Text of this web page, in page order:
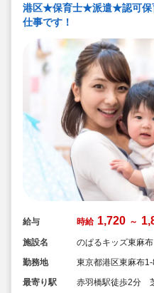
港区★保育士★派遣★認可保
仕事です！
給与 時給 1,720 ～
施設名
のぱるキッズ東麻布
勤務地
東京都港区東麻布
最寄り駅
赤羽橋駅徒歩2分